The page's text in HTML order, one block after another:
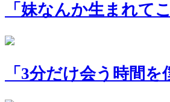
「妹なんか生まれて
「3分だけ会う時間